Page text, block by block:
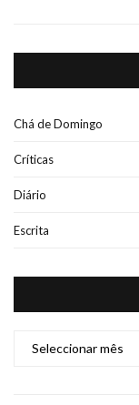
Chá de Domingo
Críticas
Diário
Escrita